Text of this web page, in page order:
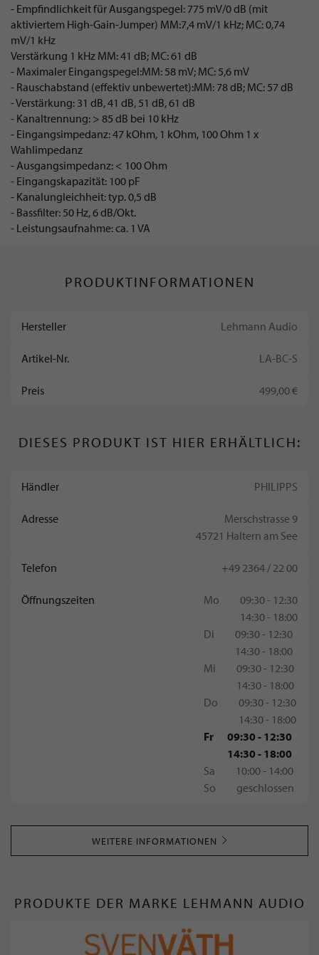
- Empfindlichkeit für Ausgangspegel: 775 mV/0 dB (mit
aktiviertem High-Gain-Jumper) MM:7,4 mV/1 kHz; MC: 0,74
mV/1 kHz
Verstärkung 1 kHz MM: 41 dB; MC: 61 dB
- Maximaler Eingangspegel:MM: 58 mV; MC: 5,6 mV
- Rauschabstand (effektiv unbewertet):MM: 78 dB; MC: 57 dB
- Verstärkung: 31 dB, 41 dB, 51 dB, 61 dB
- Kanaltrennung: > 85 dB bei 10 kHz
- Eingangsimpedanz: 47 kOhm, 1 kOhm, 100 Ohm 1 x
Wahlimpedanz
- Ausgangsimpedanz: < 100 Ohm
- Eingangskapazität: 100 pF
- Kanalungleichheit: typ. 0,5 dB
- Bassfilter: 50 Hz, 6 dB/Okt.
- Leistungsaufnahme: ca. 1 VA
PRODUKTINFORMATIONEN
Hersteller Lehmann Audio
Artikel-Nr. LA-BC-S
Preis 499,00 €
DIESES PRODUKT IST HIER ERHÄLTLICH:
Händler PHILIPPS
Adresse
Merschstrasse 9
45721 Haltern am See
Telefon +49 2364 / 22 00
Öffnungszeiten Mo
09:30 - 12:30
14:30 - 18:00
Di
09:30 - 12:30
14:30 - 18:00
Mi
09:30 - 12:30
14:30 - 18:00
Do
09:30 - 12:30
14:30 - 18:00
Fr
09:30 - 12:30
14:30 - 18:00
Sa
10:00 - 14:00
So
geschlossen
WEITERE INFORMATIONEN
PRODUKTE DER MARKE LEHMANN AUDIO